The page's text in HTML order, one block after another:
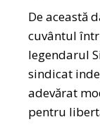
De această
cuvântul
legendarul
sindicat
adevărat
pentru